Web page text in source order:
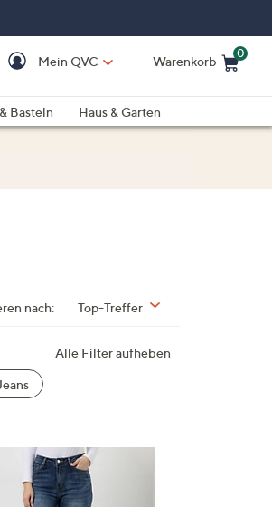
Mein QVC Warenkorb
0
Basteln
Haus & Garten
nach: Top-Treffer
Alle Filter aufheben